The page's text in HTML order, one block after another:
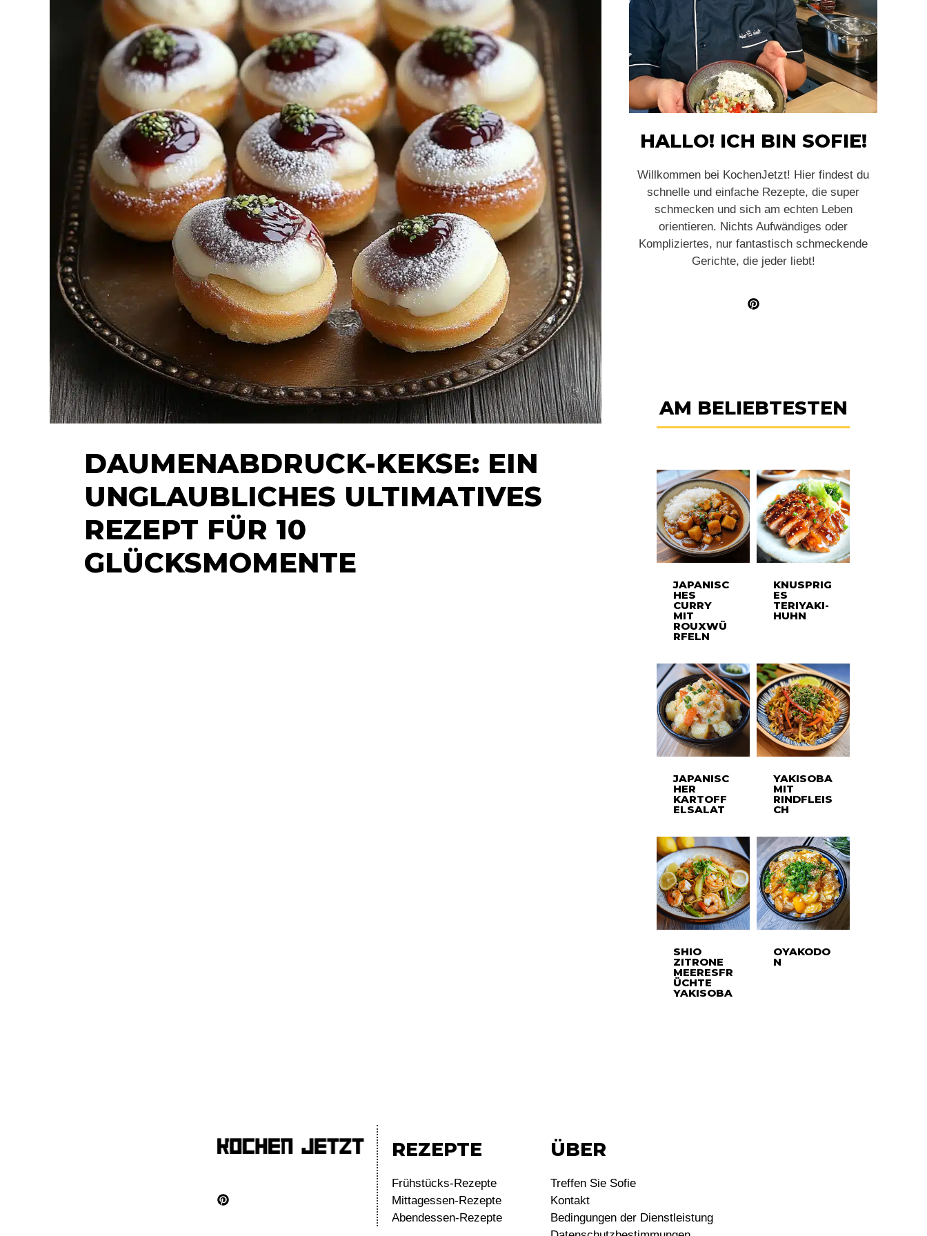
DAUMENABDRUCK-KEKSE: EIN
UNGLAUBLICHES ULTIMATIVES
REZEPT FÜR 10
GLÜCKSMOMENTE
HALLO! ICH BIN SOFIE!
Willkommen bei KochenJetzt! Hier findest du
schnelle und einfache Rezepte, die super
schmecken und sich am echten Leben
orientieren. Nichts Aufwändiges oder
Kompliziertes, nur fantastisch schmeckende
Gerichte, die jeder liebt!
AM BELIEBTESTEN
JAPANISC
HES
CURRY
MIT
ROUXWÜ
RFELN
KNUSPRIG
ES
TERIYAKI-
HUHN
JAPANISC
HER
KARTOFF
ELSALAT
YAKISOBA
MIT
RINDFLEIS
CH
SHIO
ZITRONE
MEERESFR
ÜCHTE
YAKISOBA
OYAKODO
N
REZEPTE
Frühstücks-Rezepte
Mittagessen-Rezepte
Abendessen-Rezepte
ÜBER
Treffen Sie Sofie
Kontakt
Bedingungen der Dienstleistung